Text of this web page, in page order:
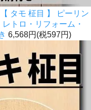
タモ 柾目 】 ピーリン
トロ・リフォーム・
6,568円(税597円)